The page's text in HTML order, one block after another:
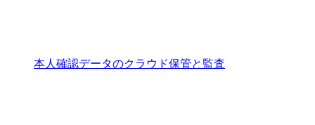
本人確認データのクラウド保管と監査